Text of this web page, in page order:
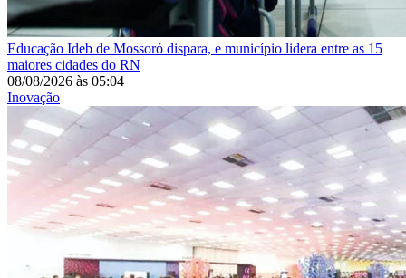
Educação Ideb de Mossoró dispara, e município lidera entre as 15
maiores cidades do RN
08/08/2026 às 05:04
Inovação